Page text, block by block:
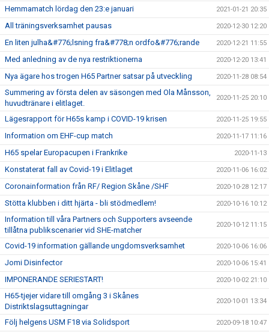
Hemmamatch lördag den 23:e januari 2021-01-21 20:35
All träningsverksamhet pausas 2020-12-30 12:20
En liten julha&#776;lsning fra&#778;n ordfo&#776;rande 2020-12-21 11:55
Med anledning av de nya restriktionerna 2020-12-20 13:41
Nya ägare hos trogen H65 Partner satsar på utveckling 2020-11-28 08:54
Summering av första delen av säsongen med Ola Månsson,
huvudtränare i elitlaget.
2020-11-25 20:10
Lägesrapport för H65s kamp i COVID-19 krisen 2020-11-25 19:55
Information om EHF-cup match 2020-11-17 11:16
H65 spelar Europacupen i Frankrike 2020-11-13
Konstaterat fall av Covid-19 i Elitlaget 2020-11-06 16:02
Coronainformation från RF/ Region Skåne /SHF 2020-10-28 12:17
Stötta klubben i ditt hjärta - bli stödmedlem! 2020-10-16 10:12
Information till våra Partners och Supporters avseende
tillåtna publikscenarier vid SHE-matcher
2020-10-12 11:15
Covid-19 information gällande ungdomsverksamhet 2020-10-06 16:06
Jomi Disinfector 2020-10-06 15:41
IMPONERANDE SERIESTART! 2020-10-02 21:10
H65-tjejer vidare till omgång 3 i Skånes
Distriktslagsuttagningar
2020-10-01 13:34
Följ helgens USM F18 via Solidsport 2020-09-18 10:47